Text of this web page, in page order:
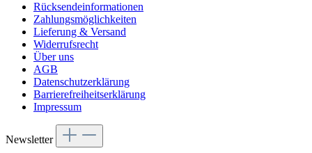
Rücksendeinformationen
Zahlungsmöglichkeiten
Lieferung & Versand
Widerrufsrecht
Über uns
AGB
Datenschutzerklärung
Barrierefreiheitserklärung
Impressum
Newsletter